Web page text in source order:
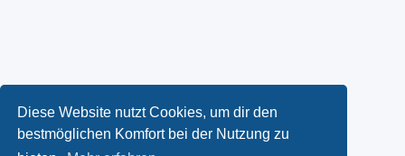
Diese Website nutzt Cookies, um dir den
bestmöglichen Komfort bei der Nutzung zu